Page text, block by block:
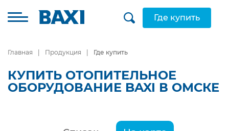
Где купить
Главная Продукция Где купить
КУПИТЬ ОТОПИТЕЛЬНОЕ
ОБОРУДОВАНИЕ BAXI В ОМСКЕ